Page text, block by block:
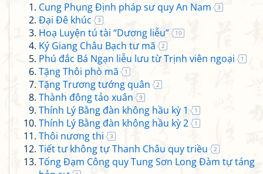
Cung Phụng Định pháp sư quy An Nam 3
Đại Đê khúc 3
Hoạ Luyện tú tài “Dương liễu” 10
Ký Giang Châu Bạch tư mã 2
Phú đắc Bá Ngạn liễu lưu từ Trịnh viên ngoại 1
Tặng Thôi phò mã 1
Tặng Trương tướng quân 2
Thành đông tảo xuân 9
Thính Lý Bằng đàn không hầu kỳ 1 1
Thính Lý Bằng đàn không hầu kỳ 2 1
Thôi nương thi 3
Tiết tư không tự Thanh Châu quy triều 2
Tống Đạm Công quy Tung Sơn Long Đàm tự táng